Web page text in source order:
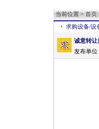
当前位置 > 首页
求购设备/设
诚意转让
发布单位